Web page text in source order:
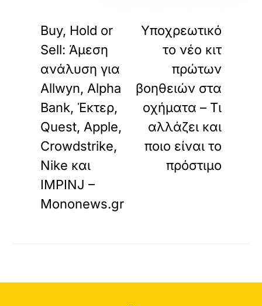
Buy, Hold or
Sell: Άμεση
ανάλυση για
Allwyn, Alpha
Bank, Έκτερ,
Quest, Apple,
Crowdstrike,
Nike και
IMPINJ –
Mononews.gr
Υποχρεωτικό
το νέο κιτ
πρώτων
βοηθειών στα
οχήματα – Τι
αλλάζει και
ποιο είναι το
πρόστιμο